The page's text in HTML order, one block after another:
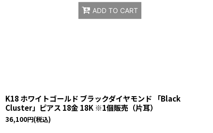
ADD TO CART
K18 ホワイトゴールド ブラックダイヤモンド 「Black
Cluster」ピアス 18金 18K ※1個販売（片耳）
36,100円(税込)